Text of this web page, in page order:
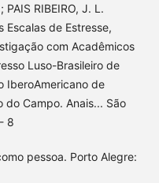
PAIS RIBEIRO, J. L.
Escalas de Estresse,
com Acadêmicos
Luso-Brasileiro de
IberoAmericano de
do Campo. Anais... São
8
pessoa. Porto Alegre: